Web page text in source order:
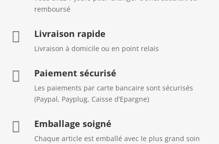
remboursé
 Livraison rapide
Livraison à domicile ou en point relais
 Paiement sécurisé
Les paiements par carte bancaire sont sécurisés
(Paypal, Payplug, Caisse d’Epargne)
 Emballage soigné
Chaque article est emballé avec le plus grand soin